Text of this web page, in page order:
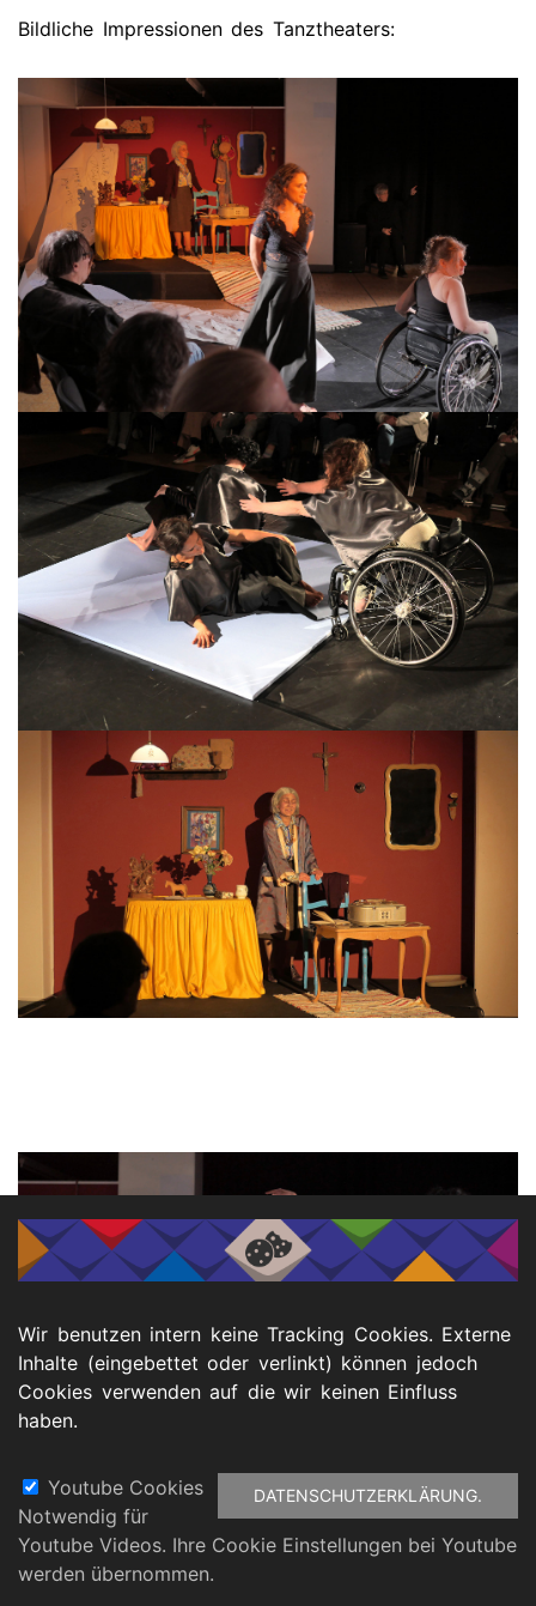
Bildliche Impressionen des Tanztheaters:
Footer Barrierefreiheitserklärung
Wir benutzen intern keine Tracking Cookies. Externe
Inhalte (eingebettet oder verlinkt) können jedoch
Cookies verwenden auf die wir keinen Einfluss
haben.
DATENSCHUTZERKLÄRUNG.
Youtube Cookies
Notwendig für
Youtube Videos. Ihre Cookie Einstellungen bei Youtube
werden übernommen.